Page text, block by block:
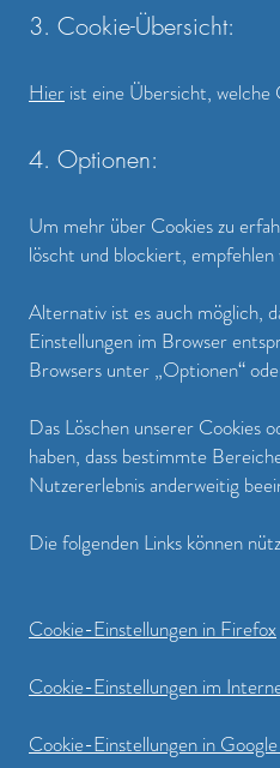
3. Cookie-Übersicht:
Hier ist eine Übersicht, welche
4. Optionen:
Um mehr über Cookies zu
löscht und blockiert,
Alternativ ist es auch möglich,
Einstellungen im Browser
Browsers unter „Optionen“
Das Löschen unserer Cookies
haben, dass bestimmte
Nutzererlebnis anderweitig
Die folgenden Links können
Cookie-Einstellungen in Firefox
Cookie-Einstellungen im
Cookie-Einstellungen in